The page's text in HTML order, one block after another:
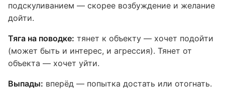
подскуливанием — скорее возбуждение и желание
дойти.
Тяга на поводке: тянет к объекту — хочет подойти
(может быть и интерес, и агрессия). Тянет от
объекта — хочет уйти.
Выпады: вперёд — попытка достать или отогнать.